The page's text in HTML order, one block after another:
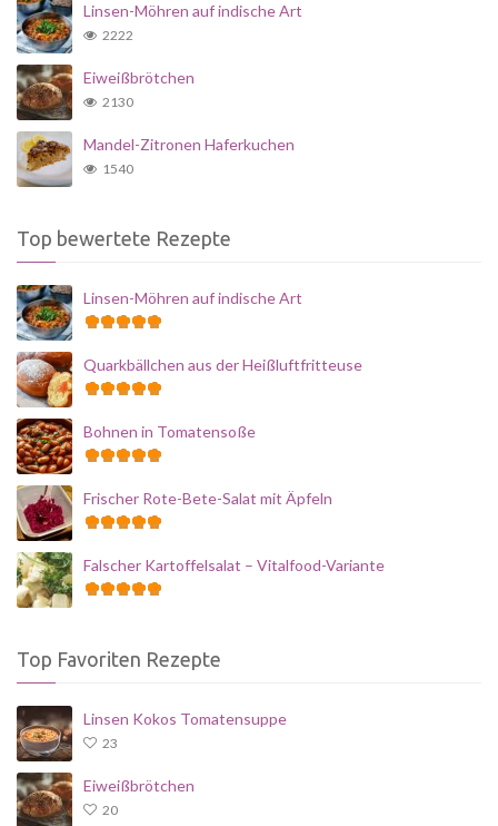
Linsen-Möhren auf indische Art
2222
Eiweißbrötchen
2130
Mandel-Zitronen Haferkuchen
1540
Top bewertete Rezepte
Linsen-Möhren auf indische Art
Quarkbällchen aus der Heißluftfritteuse
Bohnen in Tomatensoße
Frischer Rote-Bete-Salat mit Äpfeln
Falscher Kartoffelsalat – Vitalfood-Variante
Top Favoriten Rezepte
Linsen Kokos Tomatensuppe
23
Eiweißbrötchen
20